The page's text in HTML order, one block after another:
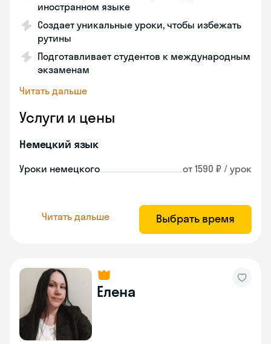
иностранном языке
Создает уникальные уроки, чтобы избежать
рутины
Подготавливает студентов к международным
экзаменам
Читать дальше
Услуги и цены
Немецкий язык
Уроки немецкого от 1590 ₽ / урок
Читать дальше Выбрать время
Елена